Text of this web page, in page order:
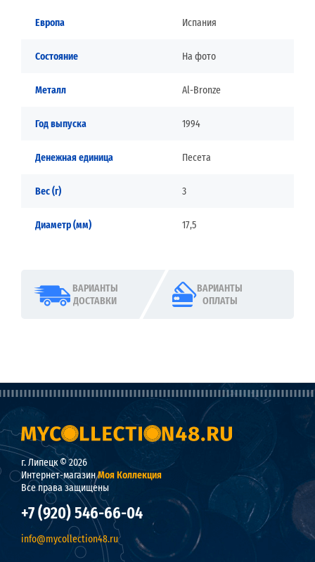
Европа Испания
Состояние На фото
Металл Al-Bronze
Год выпуска 1994
Денежная единица Песета
Вес (г) 3
Диаметр (мм) 17,5
ВАРИАНТЫ
ДОСТАВКИ
ВАРИАНТЫ
ОПЛАТЫ
г. Липецк © 2026
Интернет-магазинМоя Коллекция
Все права защищены
+7 (920) 546-66-04
info@mycollection48.ru